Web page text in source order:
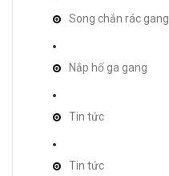
Song chắn rác gang
Nắp hố ga gang
Tin tức
Tin tức